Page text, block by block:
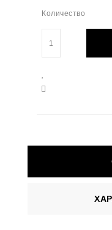
Количество